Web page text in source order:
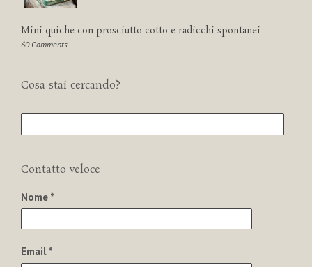
Mini quiche con prosciutto cotto e radicchi spontanei
60 Comments
Cosa stai cercando?
Contatto veloce
Nome *
Email *